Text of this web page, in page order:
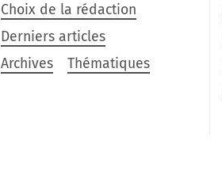
Choix de la rédaction
Derniers articles
Archives
Thématiques